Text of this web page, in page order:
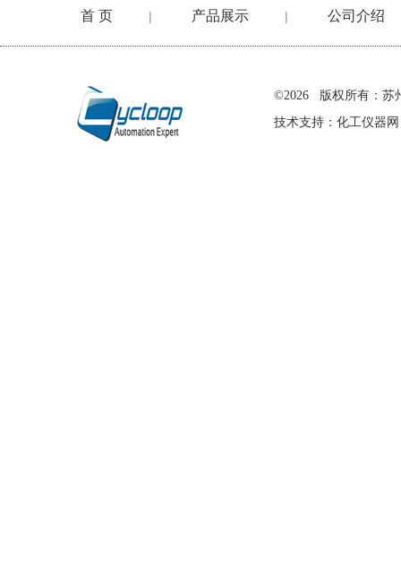
首 页 | 产品展示 | 公司介绍
©2026 版权所有：苏
技术支持： 化工仪器网